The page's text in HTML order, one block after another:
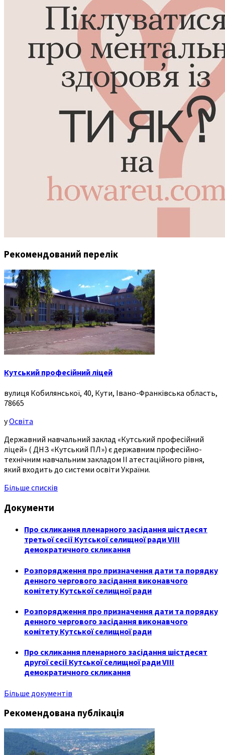
Рекомендований перелік
Кутський професійний ліцей
вулиця Кобилянської, 40, Кути, Івано-Франківська область,
78665
уОсвіта
Державний навчальний заклад «Кутський професійний
ліцей» ( ДНЗ «Кутський ПЛ») є державним професійно-
технічним навчальним закладом ІІ атестаційного рівня,
який входить до системи освіти України.
Більше списків
Документи
Про скликання пленарного засідання шістдесят
третьої сесії Кутської селищної ради VIII
демократичного скликання
Розпорядження про призначення дати та порядку
денного чергового засідання виконавчого
комітету Кутської селищної ради
Розпорядження про призначення дати та порядку
денного чергового засідання виконавчого
комітету Кутської селищної ради
Про скликання пленарного засідання шістдесят
другої сесії Кутської селищної ради VIII
демократичного скликання
Більше документів
Рекомендована публікація